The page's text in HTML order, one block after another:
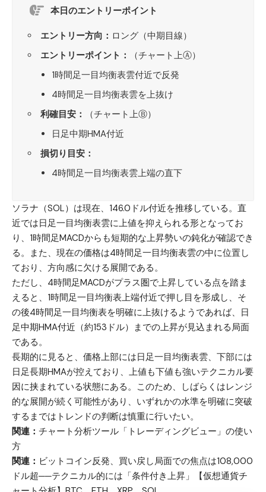
本日のエントリーポイント
エントリー方向： ロング（中期目線）
エントリーポイント：
（チャート上Ⓐ）
1時間足一目均衡表雲付近で反発
4時間足一目均衡表雲を上抜け
利確目安：
（チャート上Ⓑ）
日足中期HMA付近
損切り目安：
4時間足一目均衡表雲上端の直下
ソラナ（SOL） は現在、146.0ドル付近を推移している。直
近では日足一目均衡表雲に上値を抑えられる形となってお
り、1時間足MACDからも短期的な上昇勢いの鈍化が確認でき
る。また、現在の価格は4時間足一目均衡表雲の中に位置し
ており、方向感に欠ける展開である。
ただし、4時間足MACDがプラス圏で上昇している点を踏ま
えると、1時間足一目均衡表上端付近で押し目を形成し、そ
の後4時間足一目均衡表を明確に上抜けるようであれば、日
足中期HMA付近（約153ドル）までの上昇が見込まれる局面
である。
長期的に見ると、価格上部には日足一目均衡表雲、下部には
日足長期HMAが控えており、上値も下値も強いテクニカル要
因に挟まれている状態にある。このため、しばらくはレンジ
的な展開が続く可能性があり、いずれかの水準を明確に突破
するまではトレンドの判断は慎重に行いたい。
関連： チャート分析ツール「トレーディングビュー」の使い
方
関連： ビットコイン反発、買い戻し局面での焦点は108,000
ドル超──テクニカル的には「条件付き上昇」【仮想通貨チ